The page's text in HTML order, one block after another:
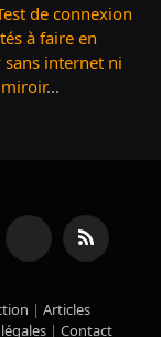
de connexion
à faire en
sans internet ni
...
TikTok RSS
| Articles
| Contact